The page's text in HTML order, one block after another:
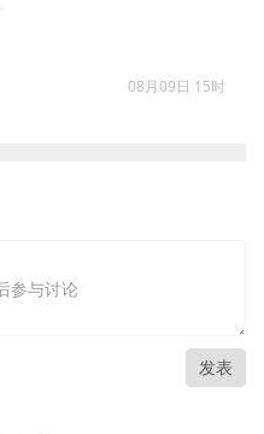
08月09日 15时
参与讨论
发表